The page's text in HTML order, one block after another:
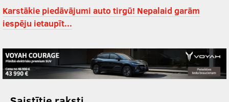
Karstākie piedāvājumi auto tirgū! Nepalaid garām
iespēju ietaupīt...